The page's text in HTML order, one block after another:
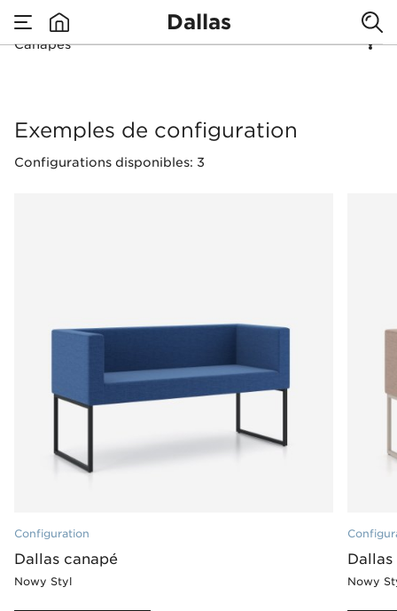
Dallas
Canapés
Canapés
Exemples de configuration
Configurations disponibles: 3
Configuration
Dallas canapé
Nowy Styl
Dallas
Nowy